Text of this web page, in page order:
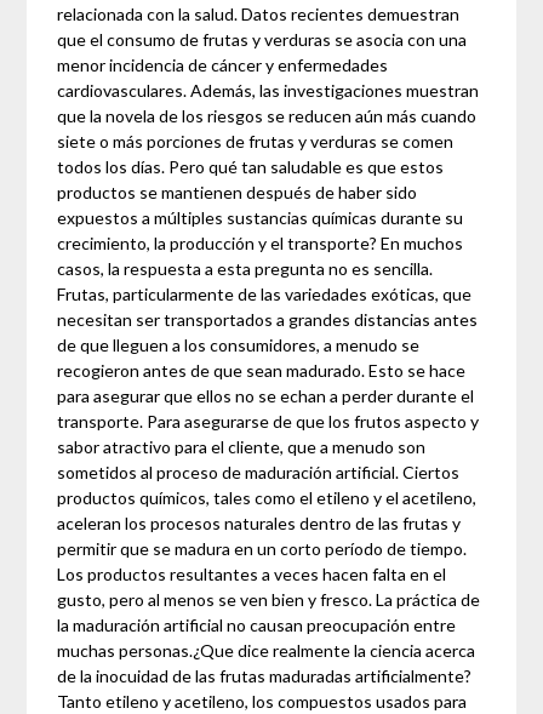
relacionada con la salud. Datos recientes demuestran
que el consumo de frutas y verduras se asocia con una
menor incidencia de cáncer y enfermedades
cardiovasculares. Además, las investigaciones muestran
que la novela de los riesgos se reducen aún más cuando
siete o más porciones de frutas y verduras se comen
todos los días. Pero qué tan saludable es que estos
productos se mantienen después de haber sido
expuestos a múltiples sustancias químicas durante su
crecimiento, la producción y el transporte? En muchos
casos, la respuesta a esta pregunta no es sencilla.
Frutas, particularmente de las variedades exóticas, que
necesitan ser transportados a grandes distancias antes
de que lleguen a los consumidores, a menudo se
recogieron antes de que sean madurado. Esto se hace
para asegurar que ellos no se echan a perder durante el
transporte. Para asegurarse de que los frutos aspecto y
sabor atractivo para el cliente, que a menudo son
sometidos al proceso de maduración artificial. Ciertos
productos químicos, tales como el etileno y el acetileno,
aceleran los procesos naturales dentro de las frutas y
permitir que se madura en un corto período de tiempo.
Los productos resultantes a veces hacen falta en el
gusto, pero al menos se ven bien y fresco. La práctica de
la maduración artificial no causan preocupación entre
muchas personas.¿Que dice realmente la ciencia acerca
de la inocuidad de las frutas maduradas artificialmente?
Tanto etileno y acetileno, los compuestos usados ​​para